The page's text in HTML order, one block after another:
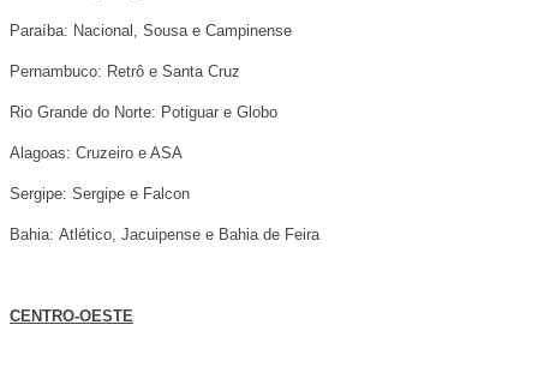
Paraíba: Nacional, Sousa e Campinense
Pernambuco: Retrô e Santa Cruz
Rio Grande do Norte: Potiguar e Globo
Alagoas: Cruzeiro e ASA
Sergipe: Sergipe e Falcon
Bahia: Atlético, Jacuipense e Bahia de Feira
CENTRO-OESTE